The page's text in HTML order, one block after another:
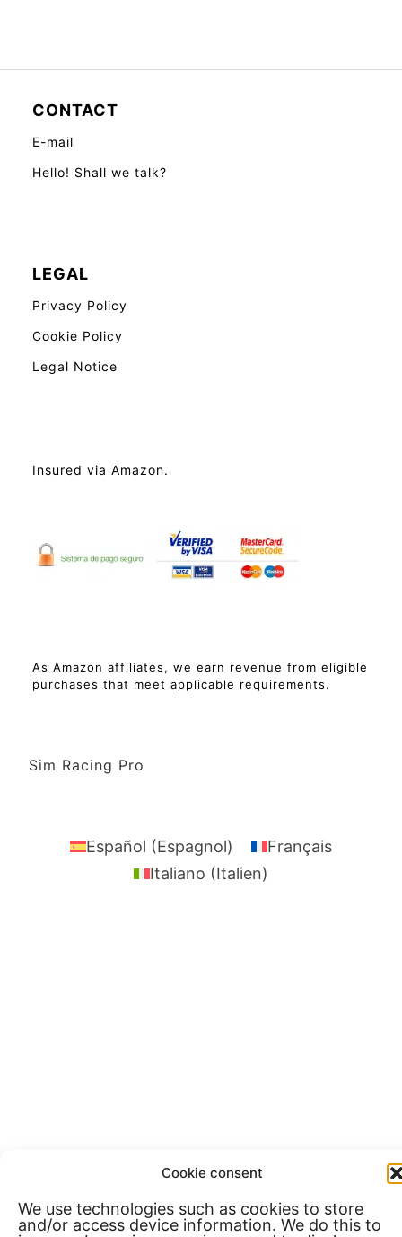
Cookie consent
We use technologies such as cookies to store
and/or access device information. We do this to
CONTACT
E-mail
Hello! Shall we talk?
LEGAL
Privacy Policy
Cookie Policy
Legal Notice
Insured via Amazon.
As Amazon affiliates, we earn revenue from eligible
purchases that meet applicable requirements.
Sim Racing Pro
Español (Espagnol)
Français
Italiano (Italien)